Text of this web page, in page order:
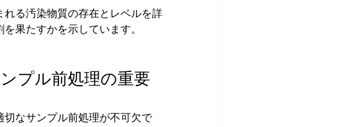
る汚染物質の存在とレベルを詳
果たすかを示しています。
プル前処理の重要
なサンプル前処理が不可欠で